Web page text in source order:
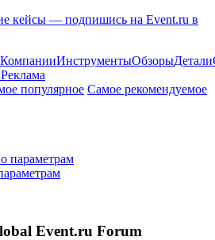
кейсы — подпишись на Event.ru в
КомпанииИнструментыОбзорыДетали
Реклама
популярное Самое рекомендуемое
параметрам
Event.ru Forum